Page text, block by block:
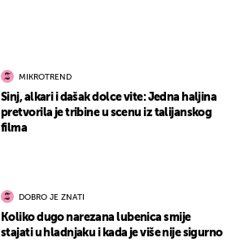
MIKROTREND
Sinj, alkari i dašak dolce vite: Jedna haljina
pretvorila je tribine u scenu iz talijanskog
filma
DOBRO JE ZNATI
Koliko dugo narezana lubenica smije
stajati u hladnjaku i kada je više nije sigurno